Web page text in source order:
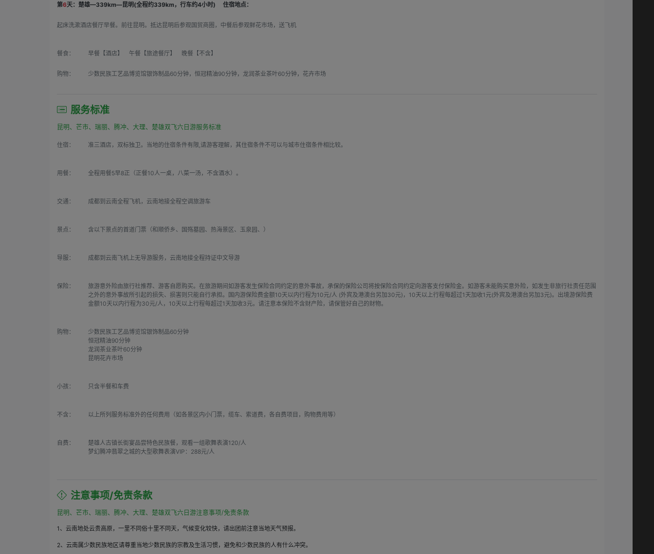
第6天：楚雄—339km—昆明(全程约339km，行车约4小时) 住宿地点：
起床洗漱酒店餐厅早餐。前往昆明。抵达昆明后参观国贸商圈，中餐后参观鲜花市场，送飞机
餐食： 早餐【酒店】 午餐【旅途餐厅】 晚餐【不含】
购物： 少数民族工艺品博览馆银饰制品60分钟，恒冠精油90分钟，龙润茶业茶叶60分钟，花卉市场
服务标准
昆明、芒市、瑞丽、腾冲、大理、楚雄双飞六日游服务标准
住宿： 准三酒店，双标独卫。当地的住宿条件有限,请游客理解，其住宿条件不可以与城市住宿条件相比较。
用餐： 全程用餐5早8正（正餐10人一桌，八菜一汤，不含酒水）。
交通： 成都到云南全程飞机，云南地接全程空调旅游车
景点： 含以下景点的首道门票（和顺侨乡、国殇墓园、热海景区、玉泉园、）
导服： 成都到云南飞机上无导游服务，云南地接全程持证中文导游
保险：
旅游意外险由旅行社推荐、游客自愿购买。在旅游期间如游客发生保险合同约定的意外事故，承保的保险公司将按保险合同约定向游客支付保险金。如游客未能购买意外险，如发生非旅行社责任范围
之外的意外事故所引起的损失、损害则只能自行承担。国内游保险费金额10天以内行程为10元/人 (外宾及港澳台另加30元)，10天以上行程每超过1天加收1元(外宾及港澳台另加3元)。出境游保险费
金额10天以内行程为30元/人，10天以上行程每超过1天加收3元。请注意本保险不含财产险，请保管好自己的财物。
购物：
少数民族工艺品博览馆银饰制品60分钟
恒冠精油90分钟
龙润茶业茶叶60分钟
昆明花卉市场
小孩： 只含半餐和车费
不含： 以上所列服务标准外的任何费用（如各景区内小门票，缆车、索道费，各自费项目，购物费用等）
自费：
楚雄人古镇长街宴品尝特色民族餐，观看一组歌舞表演120/人
梦幻腾冲翡翠之城的大型歌舞表演VIP：288元/人
注意事项/免责条款
昆明、芒市、瑞丽、腾冲、大理、楚雄双飞六日游注意事项/免责条款
1、云南地处云贵高原，一里不同俗十里不同天，气候变化较快，请出团前注意当地天气预报。
2、云南属少数民族地区请尊重当地少数民族的宗教及生活习惯，避免和少数民族的人有什么冲突。